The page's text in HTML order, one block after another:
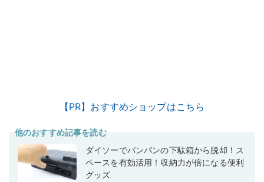
【PR】おすすめショップはこちら
他のおすすめ記事を読む
ダイソーでパンパンの下駄箱から脱却！ス
ペースを有効活用！収納力が倍になる便利
グッズ